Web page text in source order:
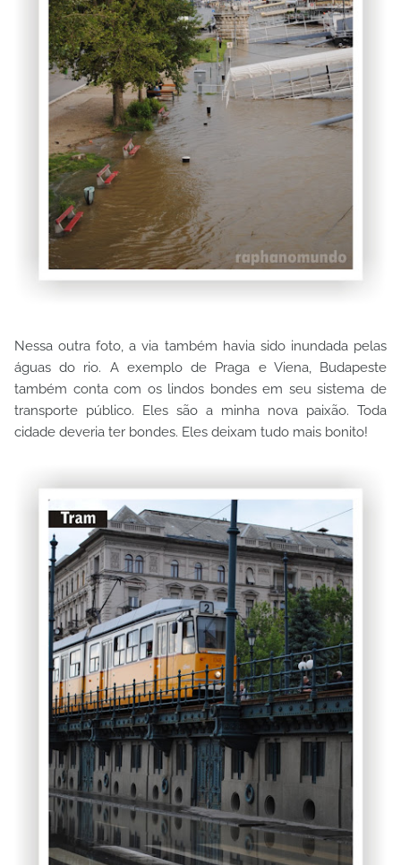
Nessa outra foto, a via também havia sido inundada pelas
águas do rio. A exemplo de Praga e Viena, Budapeste
também conta com os lindos bondes em seu sistema de
transporte público. Eles são a minha nova paixão. Toda
cidade deveria ter bondes. Eles deixam tudo mais bonito!